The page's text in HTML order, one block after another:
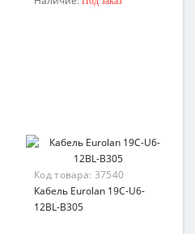
Код товара: 37540
Кабель Eurolan 19C-U6-
12BL-B305